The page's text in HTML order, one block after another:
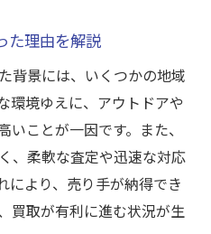
の北杜市の最新事情
動向が査定に与える影響
を実現するコツを伝授
の買取情報まとめ
北杜市ならではの要素
ップに繋がる準備とは
とその活用術
た理由を解説
背景には、いくつかの地域
環境ゆえに、アウトドアや
いことが一因です。また、
、柔軟な査定や迅速な対応
により、売り手が納得でき
買取が有利に進む状況が生